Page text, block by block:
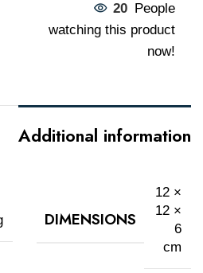
20 People
watching this product
now!
Additional information
DIMENSIONS
12 ×
12 ×
6
cm